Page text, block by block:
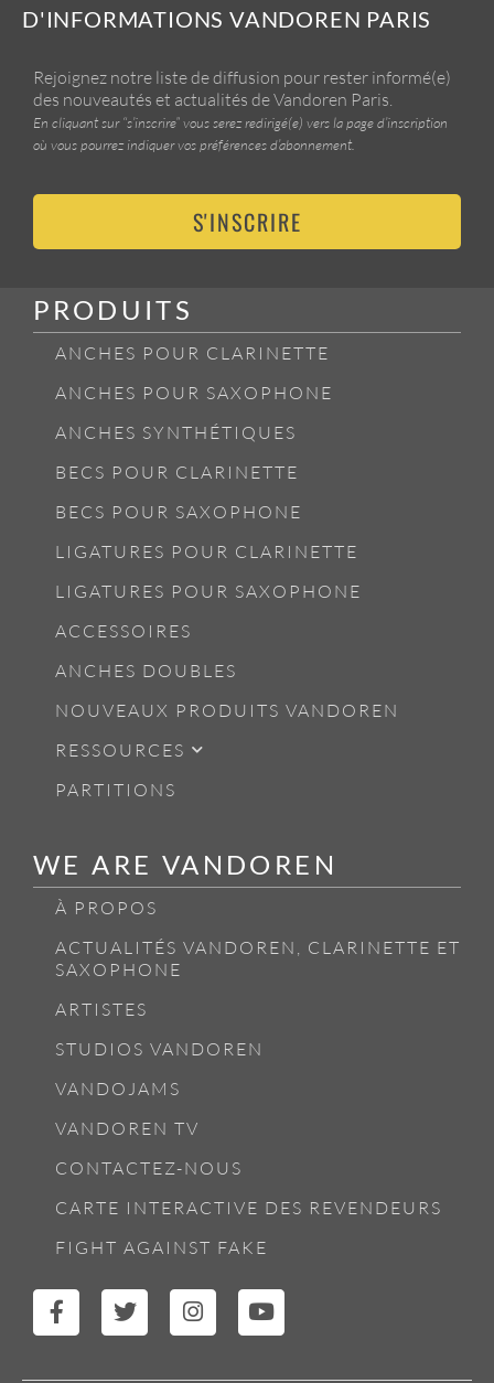
D'INFORMATIONS VANDOREN PARIS
Rejoignez notre liste de diffusion pour rester informé(e)
des nouveautés et actualités de Vandoren Paris.
En cliquant sur “s’inscrire” vous serez redirigé(e) vers la page d’inscription
où vous pourrez indiquer vos préférences d’abonnement.
S'INSCRIRE
PRODUITS
ANCHES POUR CLARINETTE
ANCHES POUR SAXOPHONE
ANCHES SYNTHÉTIQUES
BECS POUR CLARINETTE
BECS POUR SAXOPHONE
LIGATURES POUR CLARINETTE
LIGATURES POUR SAXOPHONE
ACCESSOIRES
ANCHES DOUBLES
NOUVEAUX PRODUITS VANDOREN
RESSOURCES
PARTITIONS
WE ARE VANDOREN
À PROPOS
ACTUALITÉS VANDOREN, CLARINETTE ET
SAXOPHONE
ARTISTES
STUDIOS VANDOREN
VANDOJAMS
VANDOREN TV
CONTACTEZ-NOUS
CARTE INTERACTIVE DES REVENDEURS
FIGHT AGAINST FAKE